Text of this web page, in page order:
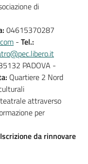
di
04615370287
- Tel.:
PADOVA -
Quartiere 2 Nord
attraverso
per
Iscrizione da rinnovare